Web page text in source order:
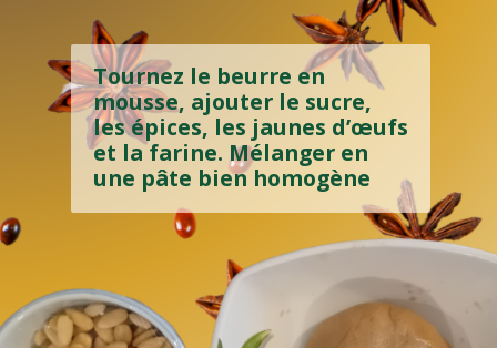
Battre les blancs en neige ferme
Tournez le beurre en
mousse, ajouter le sucre,
les épices, les jaunes d’œufs
et la farine. Mélanger en
une pâte bien homogène